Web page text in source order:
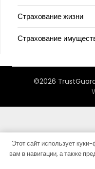
Страхование жизни
Страхование
©2026
Этот сайт использует
вам в навигации, а также